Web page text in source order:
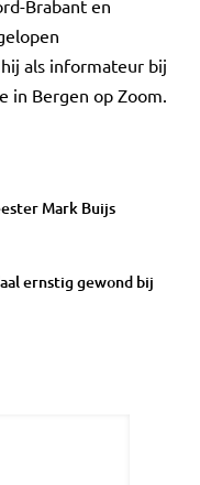
Brabant en
als informateur bij
in Bergen op Zoom.
Mark Buijs
ernstig gewond bij